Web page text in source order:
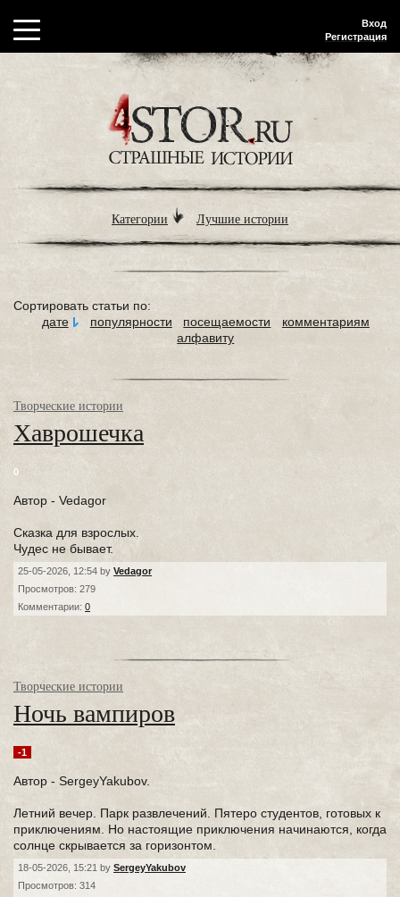
Вход
Регистрация
Категории Лучшие истории
Сортировать статьи по:
дате
популярности посещаемости
комментариям
алфавиту
Творческие истории
Хаврошечка
0
Автор - Vedagor
Сказка для взрослых.
Чудес не бывает.
25-05-2026, 12:54 by Vedagor
Просмотров: 279
Комментарии: 0
Творческие истории
Ночь вампиров
-1
Автор - SergeyYakubov.
Летний вечер. Парк развлечений. Пятеро студентов, готовых к
приключениям. Но настоящие приключения начинаются, когда
солнце скрывается за горизонтом.
18-05-2026, 15:21 by SergeyYakubov
Просмотров: 314